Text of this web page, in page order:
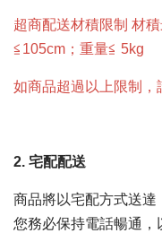
超商配送材積限制 材
≦105cm；重量≦ 5kg
如商品超過以上限制，
2. 宅配配送
商品將以宅配方式送
您務必保持電話暢通，